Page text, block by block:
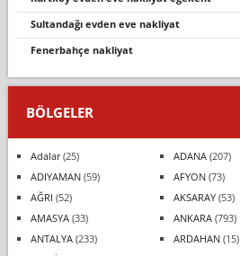
sultandaği evden eve nakli̇yat
fenerbahçe nakliyat
BÖLGELER
Adalar(25) ADANA(207)
ADIYAMAN(59) AFYON(73)
AĞRI (52) AKSARAY(53)
AMASYA(33) ANKARA(793)
ANTALYA(233) ARDAHAN(15)